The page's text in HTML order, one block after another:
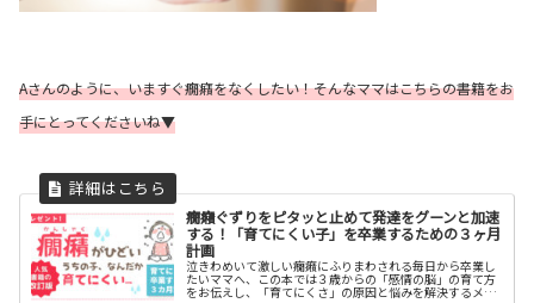
Aさんのように、いますぐ癇癪をなくしたい！そんなママはこちらの書籍をお
手にとってくださいね▼
癇癪ぐずりをピタッと止めて発達をグーンと加速
する！「育てにくい子」を卒業するための３ヶ月
計画
泣きわめいて激しい癇癪にふりまわされる毎日から卒業し
たいママへ、この本では３歳からの「感情の脳」の育て方
をお伝えし、「育てにくさ」の原因と悩みを解決するメソ